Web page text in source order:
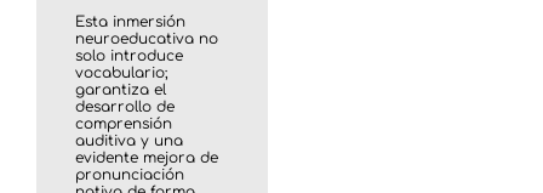
Esta inmersión
neuroeducativa no
solo introduce
vocabulario;
garantiza el
desarrollo de
comprensión
auditiva y una
evidente mejora de
pronunciación